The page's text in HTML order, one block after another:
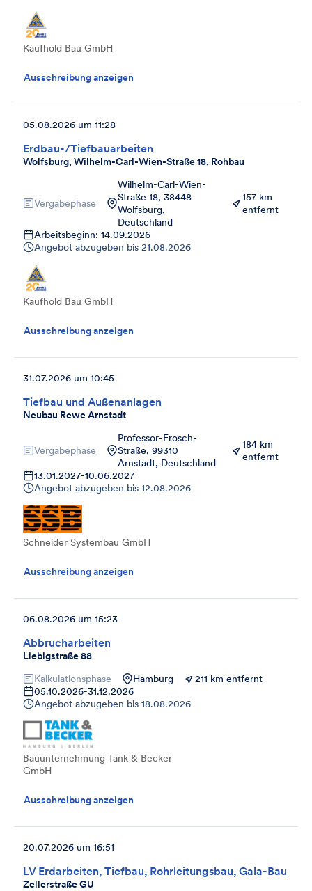
Kaufhold Bau GmbH
Ausschreibung anzeigen
Erdbau-/Tiefbauarbeiten
Wolfsburg, Wilhelm-Carl-Wien-Straße 18, Rohbau
05.08.2026 um 11:28
Vergabephase
Wilhelm-Carl-Wien-
Straße 18, 38448
Wolfsburg,
Deutschland
157 km
entfernt
Arbeitsbeginn: 14.09.2026
Angebot abzugeben bis 21.08.2026
Kaufhold Bau GmbH
Ausschreibung anzeigen
Tiefbau und Außenanlagen
Neubau Rewe Arnstadt
31.07.2026 um 10:45
Vergabephase
Professor-Frosch-
Straße, 99310
Arnstadt, Deutschland
184 km
entfernt
13.01.2027-10.06.2027
Angebot abzugeben bis 12.08.2026
Schneider Systembau GmbH
Ausschreibung anzeigen
Abbrucharbeiten
Liebigstraße 88
06.08.2026 um 15:23
Kalkulationsphase Hamburg
211 km entfernt
05.10.2026-31.12.2026
Angebot abzugeben bis 18.08.2026
Bauunternehmung Tank & Becker
GmbH
Ausschreibung anzeigen
LV Erdarbeiten, Tiefbau, Rohrleitungsbau, Gala-Bau
Zellerstraße GU
20.07.2026 um 16:51